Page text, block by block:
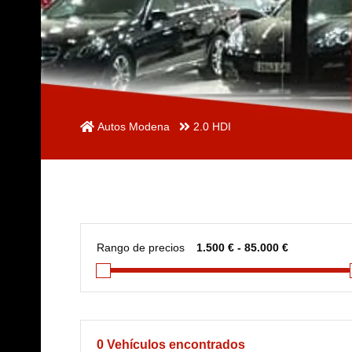
Autos Modena 2.0 HDI
Rango de precios
0 Vehículos encontrados